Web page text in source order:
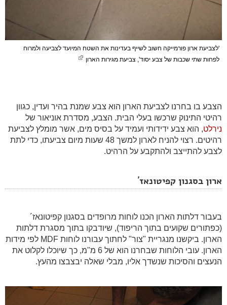
'לצביעת ארון פורמייקה חשוב לשייף בעדינות את השטח המיועד לצביעה ולמרוח
לפחות שתי שכבות של צבע יסוד', צביעת מגירות הארון
הצבע בו בחרנו לצביעת הארון הוא צבע שמנת בהיר ועדין, כגוון
רהיטי התינוק שרכשו בעלי הבית. הצבע, מסדרת אוניאור של
נירלט, הוא צבע ידידותי ועמיד על בסיס מים, אשר מומלץ לצביעת
רהיטים. רצוי להניח לארון למשך 48 שעות מיום צביעתו, כדי לתת
לצבע להתייצב ולהתקבע על הרהיט.
ארון בסגנון קפיטונאז´
בעבור דלתות הארון הכנו לוחות מרופדים בסגנון קפיטונאז´
(כפתורים שקועים בתוך הריפוד), שיודבקו בתוך מסגרת דלתות
הארון. ביקשנו מנגריית "צור" לחתוך עבורנו לוחות MDF לפי מידות
הארון. עובי הלוחות שבחרנו הוא של 6 מ"מ, כך שיוכלו לקלוט את
הנעצים והסיכות שנשדך אליו, מבלי שאלה יבצבצו מהעץ.